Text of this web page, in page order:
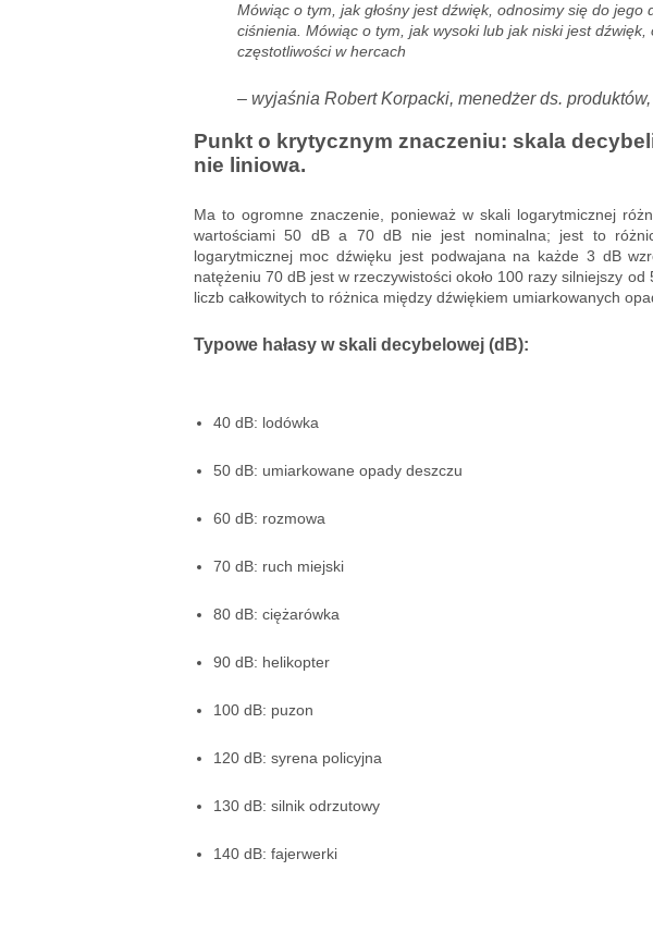
Mówiąc o tym, jak głośny jest dźwięk, odnosimy się do jego
ciśnienia. Mówiąc o tym, jak wysoki lub jak niski jest
częstotliwości w hercach
– wyjaśnia Robert Korpacki, menedżer ds.
Punkt o krytycznym znaczeniu: skala
nie liniowa.
Ma to ogromne znaczenie, ponieważ w skali logarytmicznej
wartościami 50 dB a 70 dB nie jest nominalna; jest to
logarytmicznej moc dźwięku jest podwajana na każde 3 dB
natężeniu 70 dB jest w rzeczywistości około 100 razy silniejszy
liczb całkowitych to różnica między dźwiękiem umiarkowanych
Typowe hałasy w skali decybelowej (dB):
40 dB: lodówka
50 dB: umiarkowane opady deszczu
60 dB: rozmowa
70 dB: ruch miejski
80 dB: ciężarówka
90 dB: helikopter
100 dB: puzon
120 dB: syrena policyjna
130 dB: silnik odrzutowy
140 dB: fajerwerki